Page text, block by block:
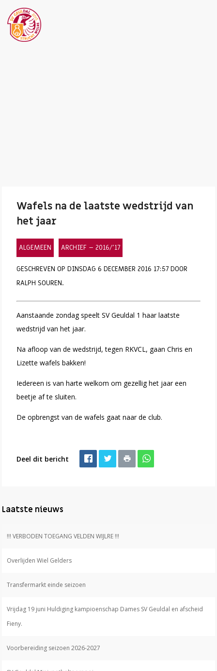
Wafels na de laatste wedstrijd van
het jaar
ALGEMEEN ARCHIEF – 2016/’17
GESCHREVEN OP DINSDAG 6 DECEMBER 2016 17:57 DOOR
RALPH SOUREN.
Aanstaande zondag speelt SV Geuldal 1 haar laatste
wedstrijd van het jaar.
Na afloop van de wedstrijd, tegen RKVCL, gaan Chris en
Lizette wafels bakken!
Iedereen is van harte welkom om gezellig het jaar een
beetje af te sluiten.
De opbrengst van de wafels gaat naar de club.
Deel dit bericht
Laatste nieuws
!!! VERBODEN TOEGANG VELDEN WIJLRE !!!
Overlijden Wiel Gelders
Transfermarkt einde seizoen
Vrijdag 19 juni Huldiging kampioenschap Dames SV Geuldal en afscheid
Fieny.
Voorbereiding seizoen 2026-2027